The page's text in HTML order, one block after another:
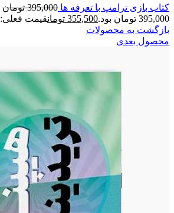
کتاب بازی ترامپ با تعرفه ها 395,000 تومان
395,000 تومان بود.
355,500 تومانقیمت فعلی: 355,500 تومان.
بازگشت به محصولات
محصول بعدی